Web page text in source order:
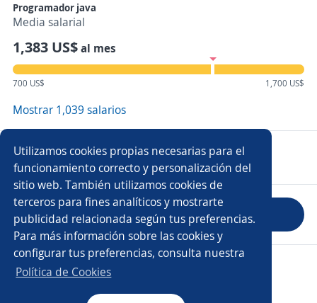
Utilizamos cookies propias necesarias para el
funcionamiento correcto y personalización del
sitio web. También utilizamos cookies de
terceros para fines analíticos y mostrarte
publicidad relacionada según tus preferencias.
Para más información sobre las cookies y
configurar tus preferencias, consulta nuestra
Política de Cookies
Programador java
Media salarial
1,383 US$al mes
700 US$ 1,700 US$
Mostrar 1,039 salarios
Empleos en OE INTERNACIONAL
Evaluar empresa
Copyright 2014 - 2026 DGNET LTD.
Aviso legal